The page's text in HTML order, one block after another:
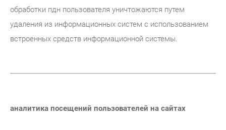
обработки пдн пользователя уничтожаются путем
удаления из информационных систем с использованием
встроенных средств информационной системы.
аналитика посещений пользователей на сайтах